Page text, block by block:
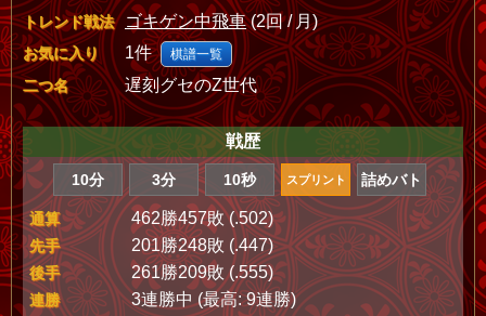
トレンド戦法 ゴキゲン中飛車(2回 / 月)
お気に入り 1件 棋譜一覧
二つ名 遅刻グセのZ世代
戦歴
10分 3分 10秒 スプリント 詰めバト
通算 462勝457敗 (.502)
先手 201勝248敗 (.447)
後手 261勝209敗 (.555)
連勝 3連勝中 (最高: 9連勝)